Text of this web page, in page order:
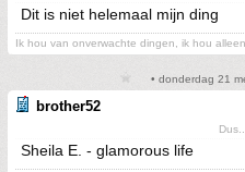
Dit is niet helemaal mijn ding
Ik hou van onverwachte dingen, ik hou
• donderdag 21
brother52
Sheila E. - glamorous life